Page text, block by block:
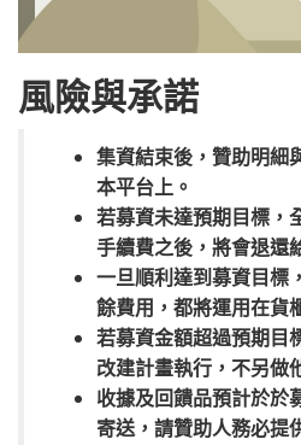
風險與承諾
集資結束後，贊助明細
本平台上。
若募資未達預期目標，
手續費之後，將會退還
一旦順利達到募資目標
餘費用，都將運用在貨
若募資金額超過預期目
改建計畫執行，不另做
收據及回饋品預計於於
寄送，請贊助人務必提